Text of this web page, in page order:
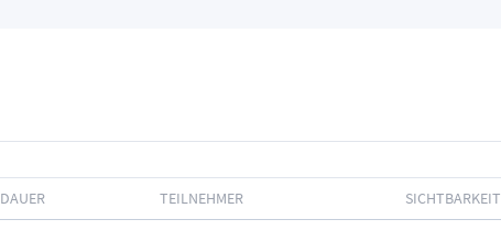
DAUER TEILNEHMER SICHTBARKEIT